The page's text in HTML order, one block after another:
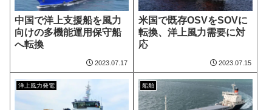
中国で洋上支援船を風力
向けの多機能運用保守船
へ転換
2023.07.17
米国で既存OSVをSOVに
転換、洋上風力需要に対
応
2023.07.15
洋上風力発電 船舶